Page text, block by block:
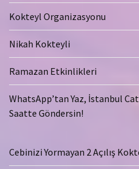
Kokteyl Organizasyonu
Nikah Kokteyli
Ramazan Etkinlikleri
WhatsApp’tan Yaz, İstanbul
Saatte Göndersin!
Cebinizi Yormayan 2 Açılış